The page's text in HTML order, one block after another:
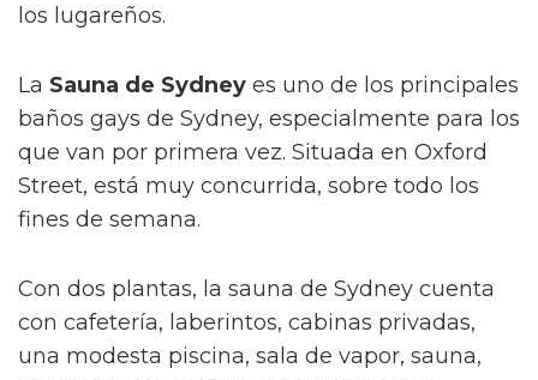
los lugareños.
La Sauna de Sydney es uno de los principales
baños gays de Sydney, especialmente para los
que van por primera vez. Situada en Oxford
Street, está muy concurrida, sobre todo los
fines de semana.
Con dos plantas, la sauna de Sydney cuenta
con cafetería, laberintos, cabinas privadas,
una modesta piscina, sala de vapor, sauna,